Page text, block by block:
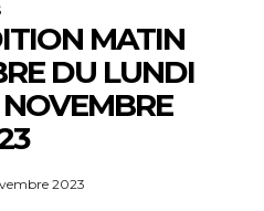
MATIN
DU LUNDI
2023